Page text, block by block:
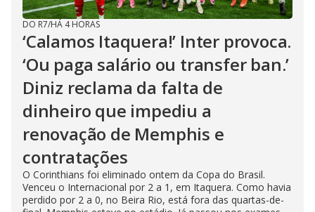
DO R7/HÁ 4 HORAS
‘Calamos Itaquera!’ Inter provoca.
‘Ou paga salário ou transfer ban.’
Diniz reclama da falta de
dinheiro que impediu a
renovação de Memphis e
contratações
O Corinthians foi eliminado ontem da Copa do Brasil.
Venceu o Internacional por 2 a 1, em Itaquera. Como havia
perdido por 2 a 0, no Beira Rio, está fora das quartas-de-